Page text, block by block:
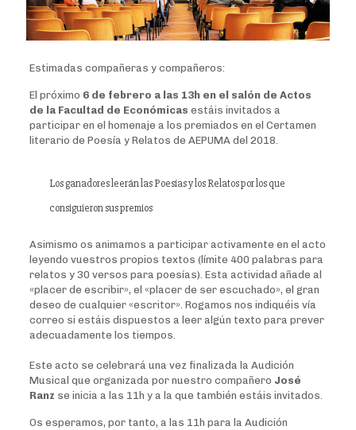
Estimadas compañeras y compañeros:
El próximo 6 de febrero a las 13h en el salón de Actos
de la Facultad de Económicas estáis invitados a
participar en el homenaje a los premiados en el Certamen
literario de Poesía y Relatos de AEPUMA del 2018.
Los ganadores leerán las Poesías y los Relatos por los que
consiguieron sus premios
Asimismo os animamos a participar activamente en el acto
leyendo vuestros propios textos (límite 400 palabras para
relatos y 30 versos para poesías). Esta actividad añade al
«placer de escribir», el «placer de ser escuchado», el gran
deseo de cualquier «escritor». Rogamos nos indiquéis vía
correo si estáis dispuestos a leer algún texto para prever
adecuadamente los tiempos.
Este acto se celebrará una vez finalizada la Audición
Musical que organizada por nuestro compañero José
Ranz se inicia a las 11h y a la que también estáis invitados.
Os esperamos, por tanto, a las 11h para la Audición